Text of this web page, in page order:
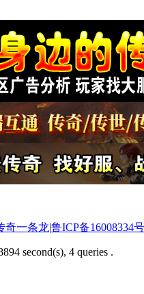
奇一条龙|鲁ICP备16008334号
second(s), 4 queries .